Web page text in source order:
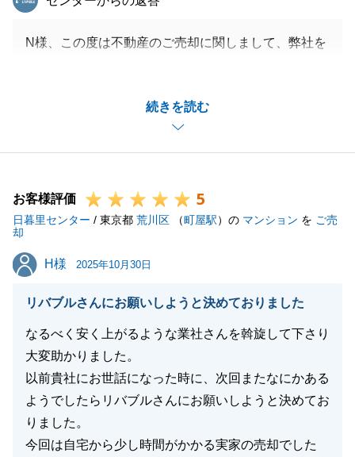
続きを読む
N様、この度は不動産のご売却に関しまして、弊社を
り２件目の残代金支払い日が遅れてしまい、N様にも
諸々のご調整を頂きました事、御礼申し上げます。
今後とも、不動産の事でお役に立てることがございま
お客様評価 5
日暮里センター / 東京都 荒川区 （町屋駅）の マンション を ご売
却
H様
H様 2025年10月30日
リバブルさんにお願いしようと決めておりました
なるべく安く上がるような業社さんを斡旋して下さり
大変助かりました。
以前貴社にお世話になった時に、次回またなにかある
ようでしたらリバブルさんにお願いしようと決めてお
りました。
今回は自宅から少し時間がかかる実家の売却でした